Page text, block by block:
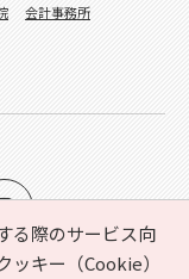
る際のサービス向
ッキー（Cookie）
会計事務所